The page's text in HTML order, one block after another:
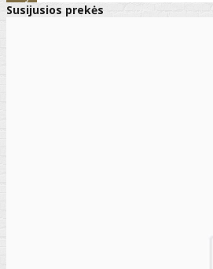
Susijusios prekės